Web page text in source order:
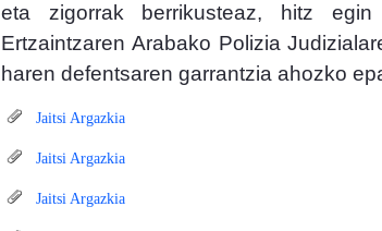
eta zigorrak berrikusteaz, hitz
Ertzaintzaren Arabako Polizia
haren defentsaren garrantzia ahozko
Jaitsi Argazkia
Jaitsi Argazkia
Jaitsi Argazkia